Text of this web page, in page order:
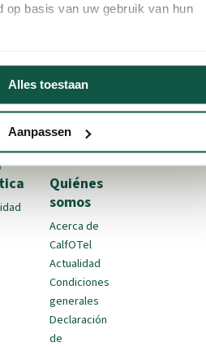
op basis van uw gebruik van hun
Alles toestaan
Aanpassen
Alojamiento
de terneros
Higiene
Salud
Quiénes
somos
Acerca de
CalfOTel
Actualidad
Condiciones
generales
Declaración
de